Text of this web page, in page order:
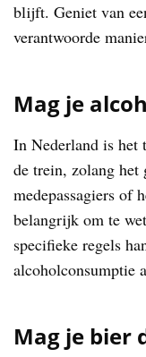
blijft. Geniet van
verantwoorde
Mag je
In Nederland is het
de trein, zolang het
medepassagiers of
belangrijk om te
specifieke regels
alcoholconsumptie
Mag je bier